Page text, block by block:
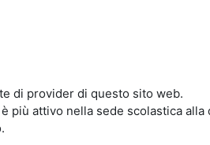
di provider di questo sito web.
attivo nella sede scolastica